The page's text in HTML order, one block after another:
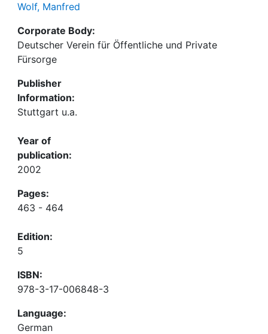
Wolf, Manfred
Corporate Body:
Deutscher Verein für Öffentliche und Private
Fürsorge
Publisher
Information:
Stuttgart u.a.
Year of
publication:
2002
Pages:
463 - 464
Edition:
5
ISBN:
978-3-17-006848-3
Language:
German